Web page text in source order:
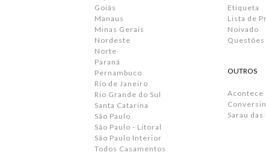
Goiás
Manaus
Minas Gerais
Nordeste
Norte
Paraná
Pernambuco
Rio de Janeiro
Rio Grande do Sul
Santa Catarina
São Paulo
São Paulo - Litoral
São Paulo Interior
Todos Casamentos
Etiqueta
Lista de
Noivado
OUTROS
Acontece
Sarau das